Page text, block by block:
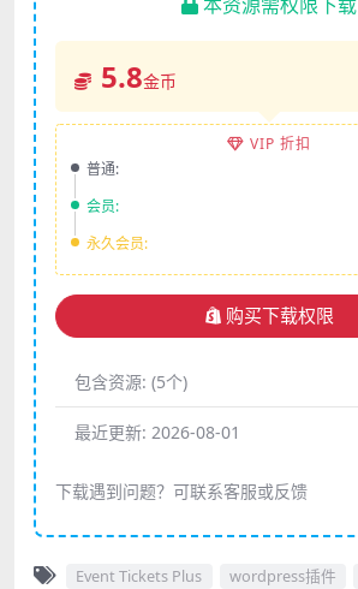
5.8金币
VIP 折扣
普通:
会员:
永久会员:
购买下载权限
包含资源: (5个)
最近更新: 2026-08-01
下载遇到问题？可联系客服或反馈
Event Tickets Plus wordpress插件